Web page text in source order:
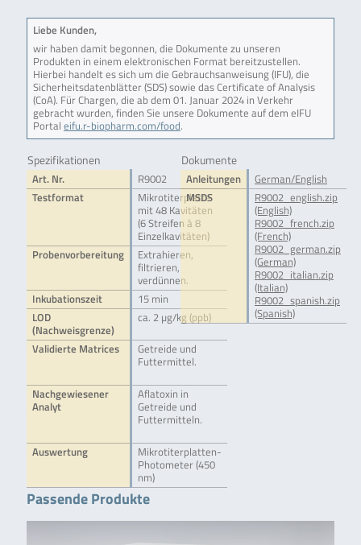
Liebe Kunden,
wir haben damit begonnen, die Dokumente zu unseren
Produkten in einem elektronischen Format bereitzustellen.
Hierbei handelt es sich um die Gebrauchsanweisung (IFU), die
Sicherheitsdatenblätter (SDS) sowie das Certificate of Analysis
(CoA). Für Chargen, die ab dem 01. Januar 2024 in Verkehr
gebracht wurden, finden Sie unsere Dokumente auf dem eIFU
Portal eifu.r-biopharm.com/food.
Spezifikationen
Art. Nr.
R9002
Testformat
Mikrotiterplatte
mit 48 Kavitäten
(6 Streifen à 8
Einzelkavitäten)
Probenvorbereitung
Extrahieren,
filtrieren,
verdünnen.
Inkubationszeit
15 min
LOD
(Nachweisgrenze)
ca. 2 µg/kg (ppb)
Validierte Matrices
Getreide und
Futtermittel.
Nachgewiesener
Analyt
Aflatoxin in
Getreide und
Futtermitteln.
Auswertung
Mikrotiterplatten-
Photometer (450
nm)
Dokumente
Anleitungen
German/English
MSDS
R9002_english.zip
(English)
R9002_french.zip
(French)
R9002_german.zip
(German)
R9002_italian.zip
(Italian)
R9002_spanish.zip
(Spanish)
Passende Produkte